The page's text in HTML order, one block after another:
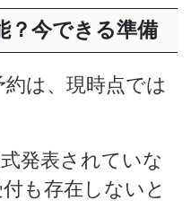
？今できる準備
は、現時点では
発表されていな
も存在しないと